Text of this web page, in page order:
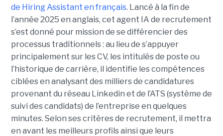
de Hiring Assistant en français. Lancé à la fin de
l’année 2025 en anglais, cet agent IA de recrutement
s’est donné pour mission de se différencier des
processus traditionnels : au lieu de s’appuyer
principalement sur les CV, les intitulés de poste ou
l’historique de carrière, il identifie les compétences
ciblées en analysant des milliers de candidatures
provenant du réseau Linkedin et de l’ATS (système de
suivi des candidats) de l’entreprise en quelques
minutes. Selon ses critères de recrutement, il mettra
en avant les meilleurs profils ainsi que leurs